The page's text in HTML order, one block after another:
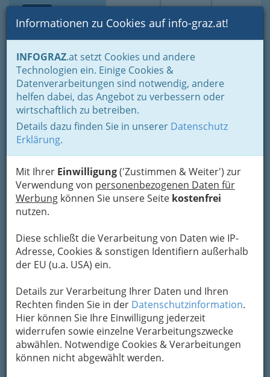
Suche Login Toggle
Informationen zu Cookies auf info-graz.at!
INFOGRAZ.at setzt Cookies und andere
Technologien ein. Einige Cookies &
Datenverarbeitungen sind notwendig, andere
helfen dabei, das Angebot zu verbessern oder
wirtschaftlich zu betreiben.
Details dazu finden Sie in unserer Datenschutz
Erklärung.
Mit Ihrer Einwilligung('Zustimmen & Weiter') zur
Verwendung von personenbezogenen Daten für
Werbung können Sie unsere Seite kostenfrei
nutzen.
Diese schließt die Verarbeitung von Daten wie IP-
Adresse, Cookies & sonstigen Identifiern außerhalb
der EU (u.a. USA) ein.
Details zur Verarbeitung Ihrer Daten und Ihren
Rechten finden Sie in der Datenschutzinformation.
Hier können Sie Ihre Einwilligung jederzeit
widerrufen sowie einzelne Verarbeitungszwecke
abwählen. Notwendige Cookies & Verarbeitungen
können nicht abgewählt werden.
Home Branchen
Dienstleistungen
Beratung - von Unternehmensberatung bis zur Lebensberatung
Finanzierungsberater - Anlageberater
Fides Versicherung &
Finanzberatung GmbH
Plüddemanngasse 67 a, 8010 Graz
+43 316 481 199 - 18
Karte
Karte anzeigen
Kontaktaufnahme
Um die Info-Graz Firmenvor Spam-Mails zu
bewahren, verwenden wir an dieser Stelle zur
Übermittlung Ihrer Nachricht ein sicheres
Formular. Ihre Nachricht wird nach dem
Absenden umgehend per Mail an das